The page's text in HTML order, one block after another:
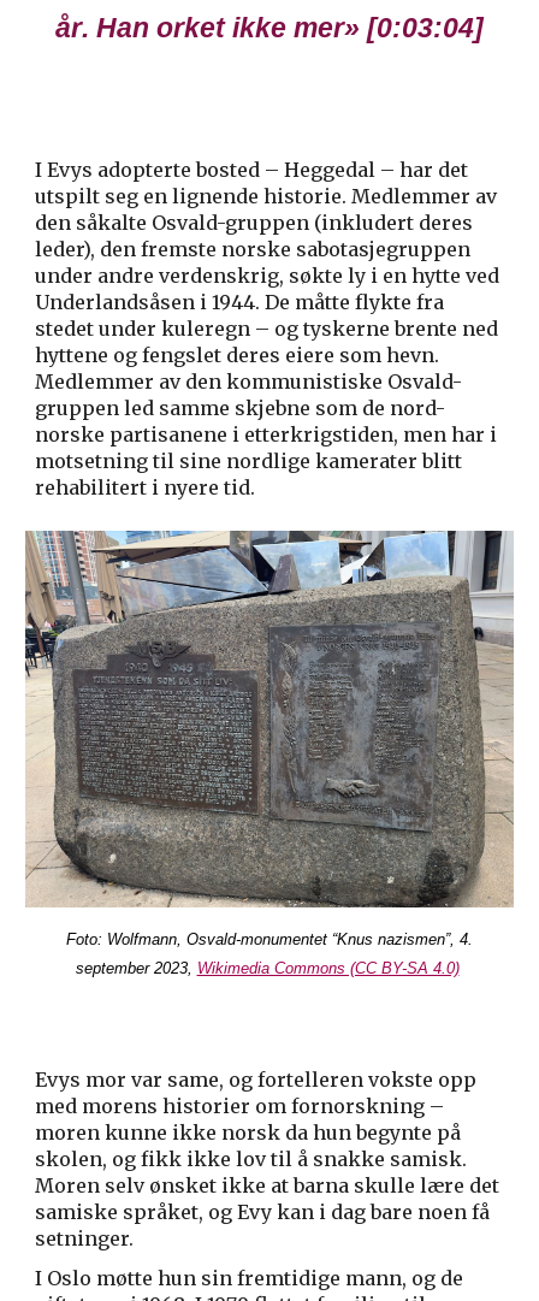
år. Han orketikke mer» [0:03:04]
I Evys adopterte bosted – Heggedal – har det
utspilt seg en lignende historie. Medlemmer av
den såkalte Osvald-gruppen (inkludert deres
leder), den fremste norske sabotasjegruppen
under andre verdenskrig, søkte ly i en hytte ved
Underlandsåsen i 1944. De måtte flykte fra
stedet under kuleregn – og tyskerne brente ned
hyttene og fengslet deres eiere som hevn.
Medlemmer av den kommunistiske Osvald-
gruppen led samme skjebne som de nord-
norske partisanene i etterkrigstiden, men har i
motsetning til sine nordlige kamerater blitt
rehabilitert i nyere tid.
Foto: Wolfmann, Osvald-monumentet “Knus nazismen”, 4.
september 2023, Wikimedia Commons (CC BY-SA 4.0)
Evys mor var same, og fortelleren vokste opp
med morens historier om fornorskning –
moren kunne ikke norsk da hun begynte på
skolen, og fikk ikke lov til å snakke samisk.
Moren selv ønsket ikke at barna skulle lære det
samiske språket, og Evy kan i dag bare noen få
setninger.
I Oslo møtte hun sin fremtidige mann, og de